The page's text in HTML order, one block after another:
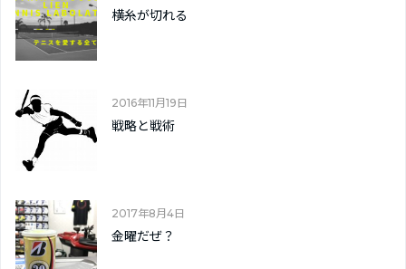
横糸が切れる
2016年11月19日
戦略と戦術
2017年8月4日
金曜だぜ？